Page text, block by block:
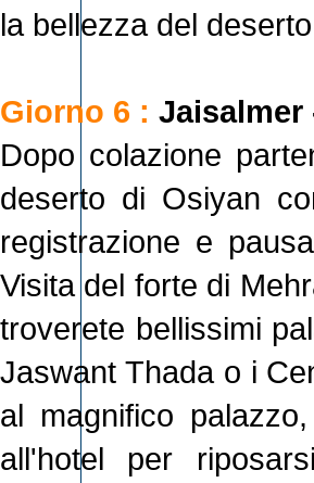
la bellezza del
Giorno 6 :
Dopo colazione
deserto di Osiyan
registrazione e
Visita del forte di
troverete bellissimi
Jaswant Thada o i
al magnifico
all'hotel per